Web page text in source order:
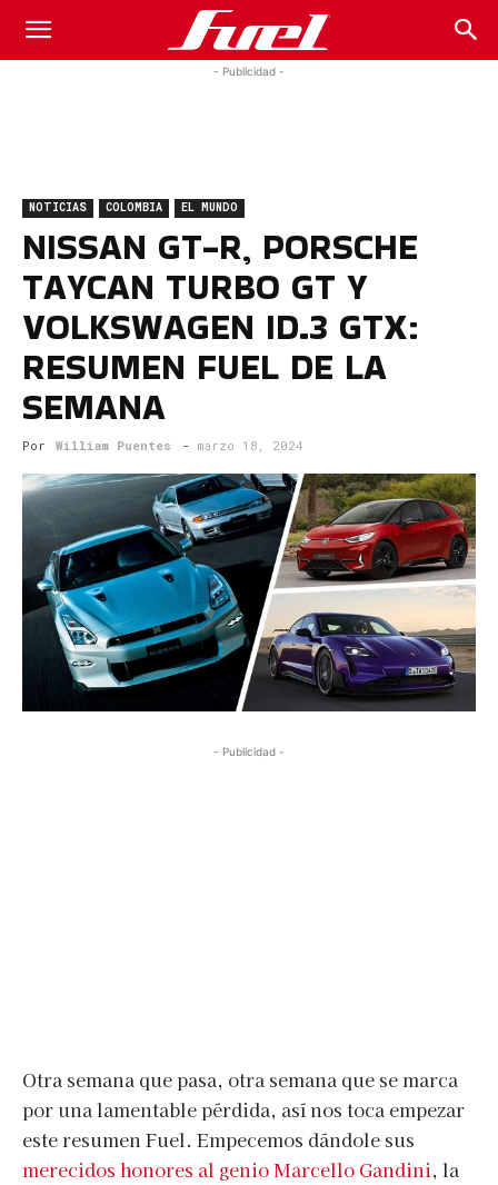
Fuel
Magazine
- Publicidad -
NOTICIAS COLOMBIA EL MUNDO
NISSAN GT-R, PORSCHE
TAYCAN TURBO GT Y
VOLKSWAGEN ID.3 GTX:
RESUMEN FUEL DE LA
SEMANA
Por William Puentes - marzo 18, 2024
- Publicidad -
Otra semana que pasa, otra semana que se marca
por una lamentable pérdida, así nos toca empezar
este resumen Fuel. Empecemos dándole sus
merecidos honores al genio Marcello Gandini, la